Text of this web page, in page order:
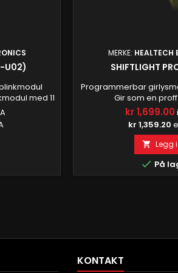
U02)
med 11
for økt
om bilister
være
biler!
MERKE: HEALTECH
SHIFTLIGHT
Programmerbar
Gir som en
programmerbare, 3-
kan fungere som en
eller som en optimal
bedre
Knuser
girlysmodul med
være Shift
kr 1,699.00
kr 1,359.20
 Legg
 På
KONTAKT